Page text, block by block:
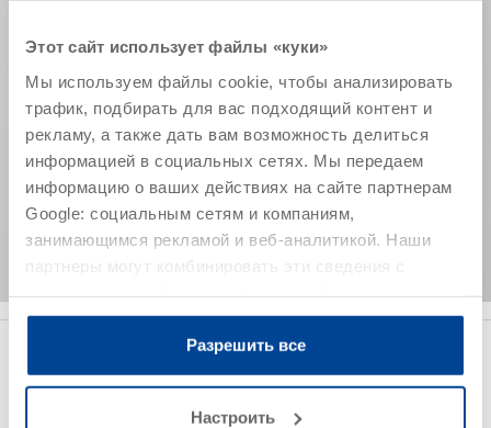
Этот сайт использует файлы «куки»
Мы используем файлы cookie, чтобы анализировать
трафик, подбирать для вас подходящий контент и
рекламу, а также дать вам возможность делиться
информацией в социальных сетях. Мы передаем
информацию о ваших действиях на сайте партнерам
Google: социальным сетям и компаниям,
занимающимся рекламой и веб-аналитикой. Наши
партнеры могут комбинировать эти сведения с
данными, которые они получили при использовании
Разрешить все
Настроить
Гидроизоляция цоколя Найдено 6 продуктов